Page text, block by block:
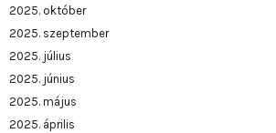
2025. október
2025. szeptember
2025. július
2025. június
2025. május
2025. április